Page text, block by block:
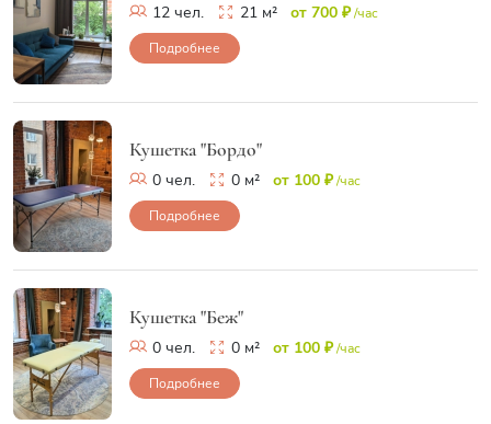
12 чел. 21 м² от 700 ₽/час
Подробнее
Кушетка "Бордо"
0 чел. 0 м² от 100 ₽/час
Подробнее
Кушетка "Беж"
0 чел. 0 м² от 100 ₽/час
Подробнее